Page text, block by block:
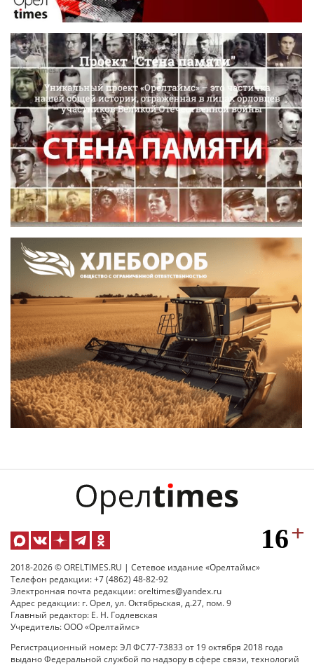
2018-2026 © ORELTIMES.RU | Сетевое издание «Орелтаймс»
Телефон редакции: +7 (4862) 48-82-92
Электронная почта редакции: oreltimes@yandex.ru
Адрес редакции: г. Орел, ул. Октябрьская, д.27, пом. 9
Главный редактор: Е. Н. Годлевская
Учредитель: ООО «Орелтаймс»
Регистрационный номер: ЭЛ ФС77-73833 от 19 октября 2018 года
выдано Федеральной службой по надзору в сфере связи, технологий